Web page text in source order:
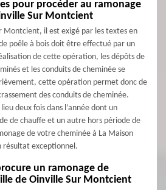
pour procéder au ramonage
Sur Montcient
Montcient, il est exigé par les textes en
poêle à bois doit être effectué par un
de cette opération, les dépôts de
et les conduits de cheminée se
cette opération permet donc de
des conduits de cheminée.
deux fois dans l’année dont un
de chauffe et un autre hors période de
de votre cheminée à La Maison
résultat exceptionnel.
un ramonage de
de Oinville Sur Montcient